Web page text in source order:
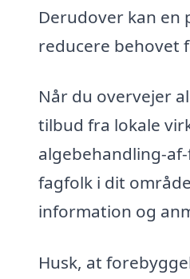
Derudover kan en
reducere behovet
Når du overvejer
tilbud fra lokale
algebehandling-
fagfolk i dit
information og
Husk, at